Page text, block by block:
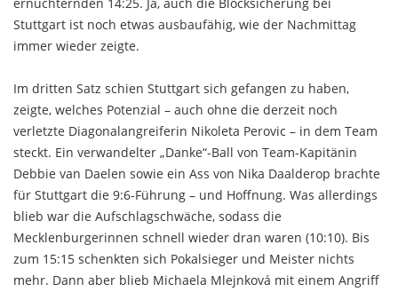
ernüchternden 14:25. Ja, auch die Blocksicherung bei
Stuttgart ist noch etwas ausbaufähig, wie der Nachmittag
immer wieder zeigte.
Im dritten Satz schien Stuttgart sich gefangen zu haben,
zeigte, welches Potenzial – auch ohne die derzeit noch
verletzte Diagonalangreiferin Nikoleta Perovic – in dem Team
steckt. Ein verwandelter „Danke“-Ball von Team-Kapitänin
Debbie van Daelen sowie ein Ass von Nika Daalderop brachte
für Stuttgart die 9:6-Führung – und Hoffnung. Was allerdings
blieb war die Aufschlagschwäche, sodass die
Mecklenburgerinnen schnell wieder dran waren (10:10). Bis
zum 15:15 schenkten sich Pokalsieger und Meister nichts
mehr. Dann aber blieb Michaela Mlejnková mit einem Angriff